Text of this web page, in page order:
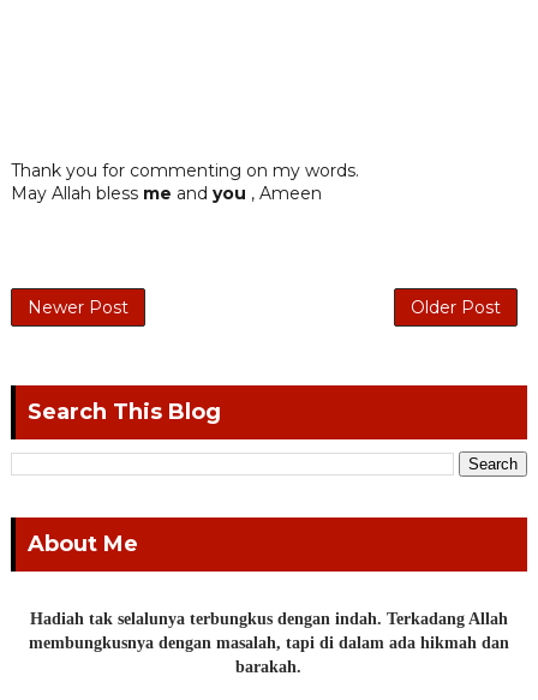
Thank you for commenting on my words.
May Allah bless me and you , Ameen
Newer Post Older Post
Search This Blog
About Me
Hadiah tak selalunya terbungkus dengan indah. Terkadang Allah
membungkusnya dengan masalah, tapi di dalam ada hikmah dan
barakah.